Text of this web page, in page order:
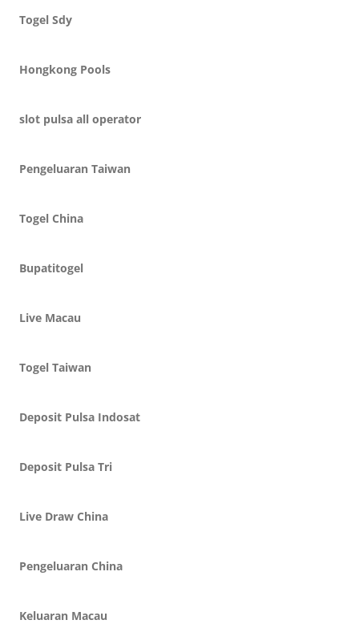
Togel Sdy
Hongkong Pools
slot pulsa all operator
Pengeluaran Taiwan
Togel China
Bupatitogel
Live Macau
Togel Taiwan
Deposit Pulsa Indosat
Deposit Pulsa Tri
Live Draw China
Pengeluaran China
Keluaran Macau